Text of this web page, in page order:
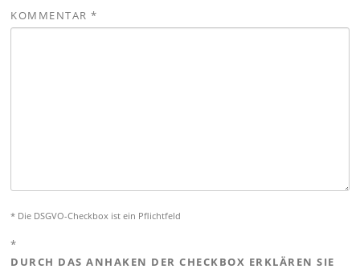
KOMMENTAR*
* Die DSGVO-Checkbox ist ein Pflichtfeld
*
DURCH DAS ANHAKEN DER CHECKBOX ERKLÄREN SIE